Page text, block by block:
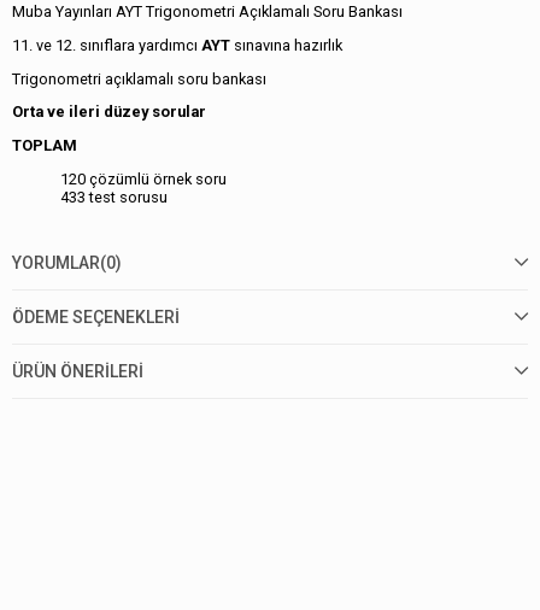
Muba Yayınları AYT Trigonometri Açıklamalı Soru Bankası
11. ve 12. sınıflara yardımcı AYT sınavına hazırlık
Trigonometri açıklamalı soru bankası
Orta ve ileri düzey sorular
TOPLAM
120 çözümlü örnek soru
433 test sorusu
YORUMLAR(0)
ÖDEME SEÇENEKLERI
ÜRÜN ÖNERILERI